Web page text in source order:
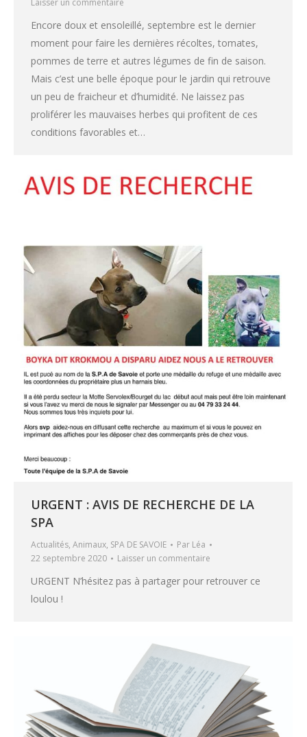
Laisser un commentaire
Encore doux et ensoleillé, septembre est le dernier
moment pour faire les dernières récoltes, tomates,
pommes de terre et autres légumes de fin de saison.
Mais c’est une belle époque pour le jardin qui retrouve
un peu de fraicheur et d’humidité. Ne laissez pas
proliférer les mauvaises herbes qui profitent de ces
conditions favorables et…
URGENT : AVIS DE RECHERCHE DE LA
SPA
Actualités, Animaux, SPA DE SAVOIE Par Léa
22 septembre 2020
Laisser un commentaire
URGENT N’hésitez pas à partager pour retrouver ce
loulou !